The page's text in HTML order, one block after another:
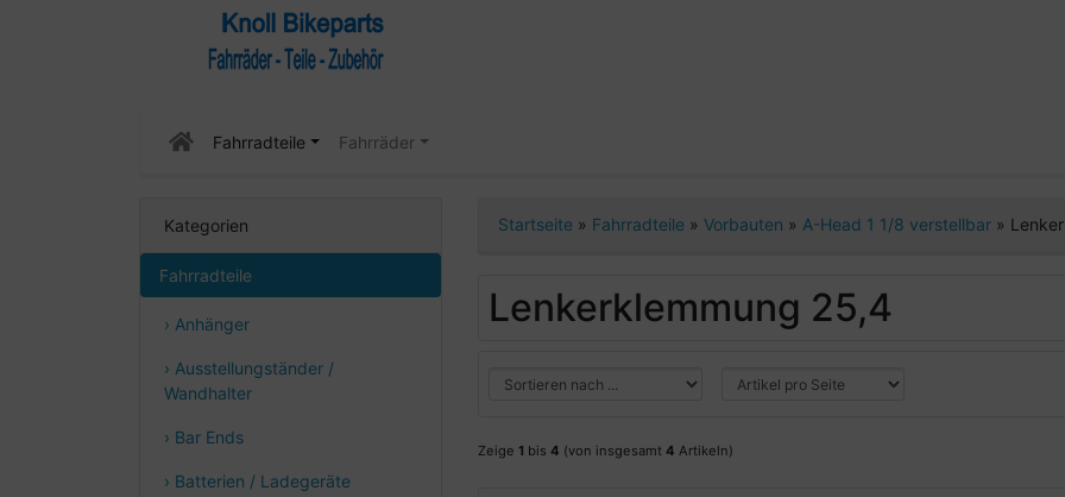
Fahrradteile Fahrräder
Kategorien
Fahrradteile
› Anhänger
› Ausstellungständer /
Wandhalter
› Bar Ends
› Batterien / Ladegeräte
Startseite » Fahrradteile » Vorbauten » A-Head 1 1/8 verstellbar »
Lenkerklemmung 25,4
Zeige 1 bis 4 (von insgesamt 4 Artikeln)